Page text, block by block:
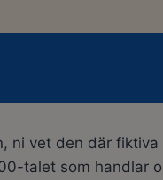
ni vet den där
talet som handlar